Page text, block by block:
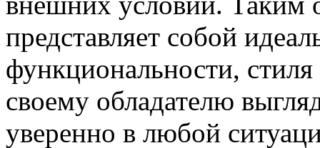
представляет собой
функциональности,
своему обладателю
уверенно в любой